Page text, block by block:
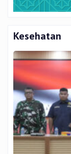
Kesehatan